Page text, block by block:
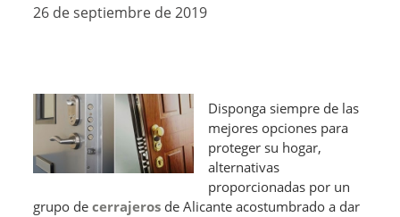
26 de septiembre de 2019
Disponga siempre de las
mejores opciones para
proteger su hogar,
alternativas
proporcionadas por un
grupo decerrajeros de Alicante acostumbrado a dar